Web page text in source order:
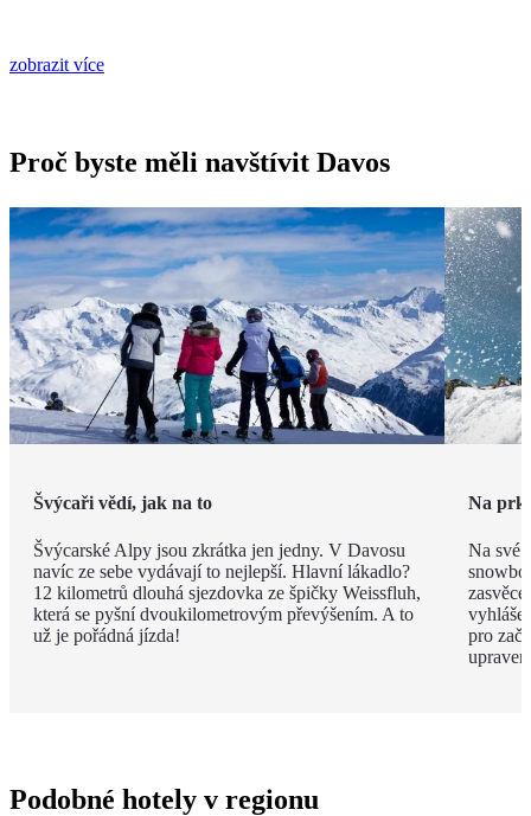
zobrazit více
Proč byste měli navštívit Davos
Švýcaři vědí, jak na to
Švýcarské Alpy jsou zkrátka jen jedny. V Davosu
navíc ze sebe vydávají to nejlepší. Hlavní lákadlo?
12 kilometrů dlouhá sjezdovka ze špičky Weissfluh,
která se pyšní dvoukilometrovým převýšením. A to
už je pořádná jízda!
Na
Na své
pro
Podobné hotely v regionu